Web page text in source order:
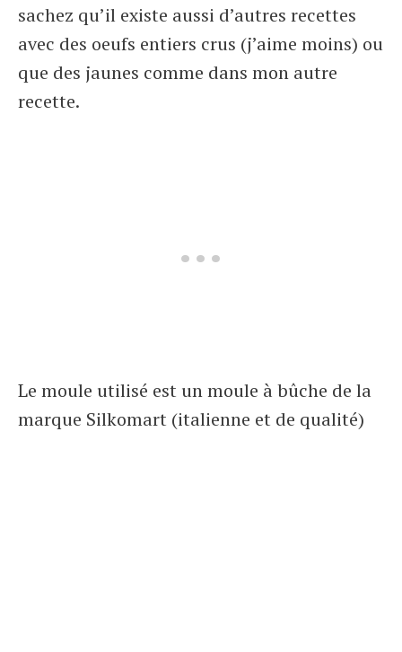
sachez qu’il existe aussi d’autres recettes
avec des oeufs entiers crus (j’aime moins) ou
que des jaunes comme dans mon autre
recette.
Le moule utilisé est un moule à bûche de la
marque Silkomart (italienne et de qualité)